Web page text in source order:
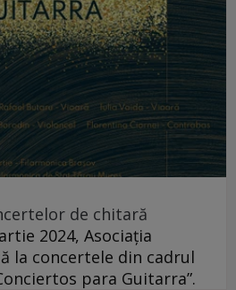
de chitară
2024, Asociația
la concertele din cadrul
para Guitarra”.